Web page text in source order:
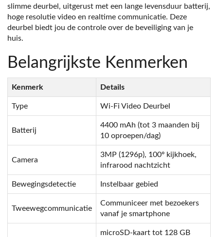
slimme deurbel, uitgerust met een lange levensduur batterij,
hoge resolutie video en realtime communicatie. Deze
deurbel biedt jou de controle over de beveiliging van je
huis.
Belangrijkste Kenmerken
Kenmerk Details
Type Wi-Fi Video Deurbel
Batterij
4400 mAh (tot 3 maanden bij
10 oproepen/dag)
Camera
3MP (1296p), 100º kijkhoek,
infrarood nachtzicht
Bewegingsdetectie Instelbaar gebied
Tweewegcommunicatie
Communiceer met bezoekers
vanaf je smartphone
microSD-kaart tot 128 GB